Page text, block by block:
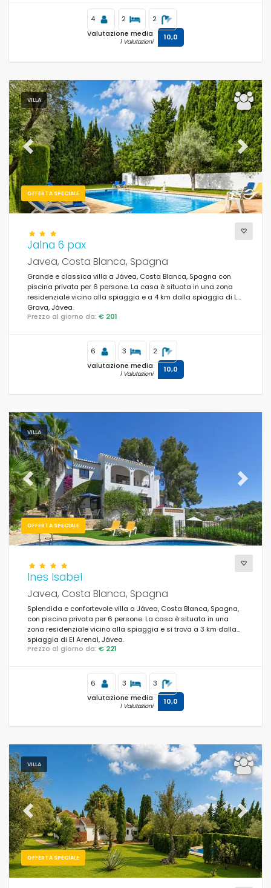
(243)
Confort
Servizi
Viste
Supplementare
4 2 2
Valutazione media
1 Valutazioni 10,0
VILLA
OFFERTA SPECIALE
Previous Next
Jalna 6 pax
Javea, Costa Blanca, Spagna
Grande e classica villa a Jávea, Costa Blanca, Spagna con
piscina privata per 6 persone. La casa è situata in una zona
residenziale vicino alla spiaggia e a 4 km dalla spiaggia di La
Grava, Jávea.
Prezzo al giorno da: € 201
6 3 2
Valutazione media
1 Valutazioni 10,0
VILLA
OFFERTA SPECIALE
Previous Next
Ines Isabel
Javea, Costa Blanca, Spagna
Splendida e confortevole villa a Jávea, Costa Blanca, Spagna,
con piscina privata per 6 persone. La casa è situata in una
zona residenziale vicino alla spiaggia e si trova a 3 km dalla
spiaggia di El Arenal, Jávea.
Prezzo al giorno da: € 221
6 3 3
Valutazione media
1 Valutazioni 10,0
VILLA
OFFERTA SPECIALE
Previous Next